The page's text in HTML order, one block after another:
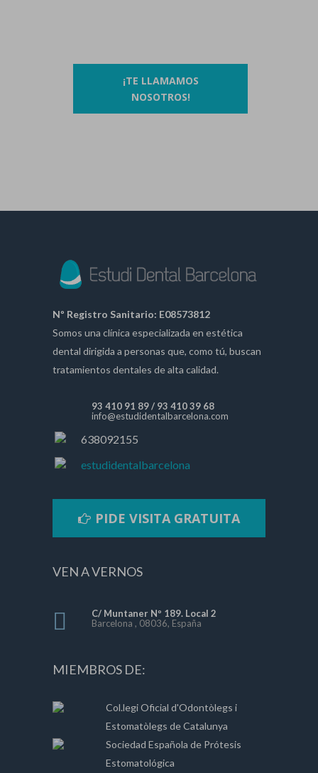
¡TE LLAMAMOS
NOSOTROS!
Nº Registro Sanitario: E08573812
Somos una clínica especializada en estética
dental dirigida a personas que, como tú, buscan
tratamientos dentales de alta calidad.
93 410 91 89/ 93 410 39 68
info@estudidentalbarcelona.com
638092155
estudidentalbarcelona
PIDE VISITA GRATUITA
VEN A VERNOS
C/ Muntaner Nº 189. Local 2
Barcelona , 08036, España
MIEMBROS DE:
Col.legi Oficial d'Odontòlegs i
Estomatòlegs de Catalunya
Sociedad Española de Prótesis
Estomatológica